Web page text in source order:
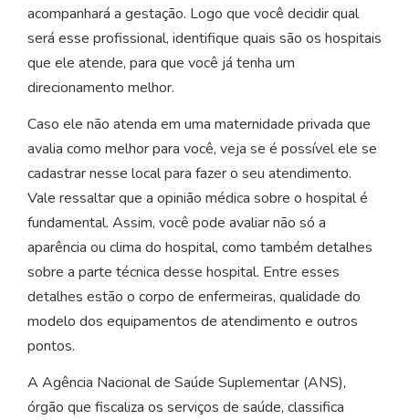
acompanhará a gestação. Logo que você decidir qual
será esse profissional, identifique quais são os hospitais
que ele atende, para que você já tenha um
direcionamento melhor.
Caso ele não atenda em uma maternidade privada que
avalia como melhor para você, veja se é possível ele se
cadastrar nesse local para fazer o seu atendimento.
Vale ressaltar que a opinião médica sobre o hospital é
fundamental. Assim, você pode avaliar não só a
aparência ou clima do hospital, como também detalhes
sobre a parte técnica desse hospital. Entre esses
detalhes estão o corpo de enfermeiras, qualidade do
modelo dos equipamentos de atendimento e outros
pontos.
A Agência Nacional de Saúde Suplementar (ANS),
órgão que fiscaliza os serviços de saúde, classifica